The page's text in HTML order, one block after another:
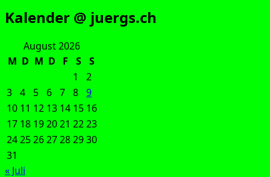
Kalender @ juergs.ch
August 2026
M D M D F S
S
1
2
3 4 5 6 7 8 9
10 11 12 13 14 15 16
17 18 192021 2223
24252627282930
31
« Juli